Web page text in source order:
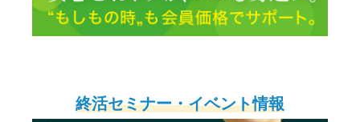
終活セミナー・イベント情報